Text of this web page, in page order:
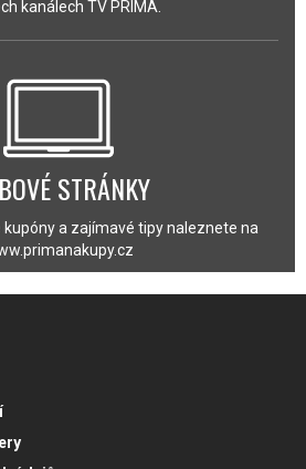
kanálech TV PRIMA.
STRÁNKY
kupóny a zajímavé tipy naleznete na